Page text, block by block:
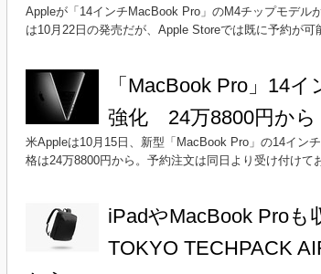
Appleが「14インチMacBook Pro」のM4チップモデル
は10月22日の発売だが、Apple Storeでは既に予約が可
「MacBook Pro」14
強化 24万8800円から
米Appleは10月15日、新型「MacBook Pro」の14イン
格は24万8800円から。予約注文は同日より受け付けて
iPadやMacBook Pro
TOKYO TECHPACK